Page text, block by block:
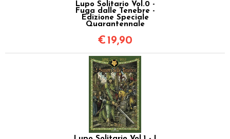
Lupo Solitario Vol.0 -
Fuga dalle Tenebre -
Edizione Speciale
Quarantennale
€ 19,90